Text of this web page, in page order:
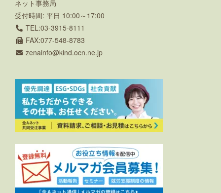
ネット事務局
受付時間: 平日 10:00～17:00
TEL:03-3915-8111
FAX:077-548-8783
zenainfo
kind.ocn.ne.jp